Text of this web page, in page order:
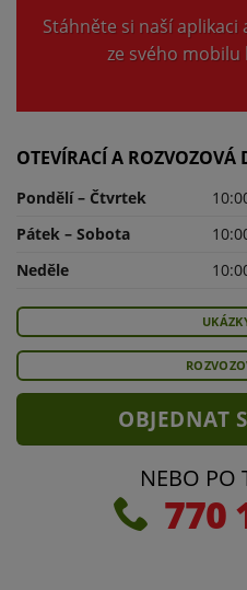
Stáhněte si naší
ze svého mobilu
OTEVÍRACÍ A ROZVOZOVÁ
Pondělí – Čtvrtek
Pátek – Sobota
Neděle
OBJEDNAT
NEBO PO
770